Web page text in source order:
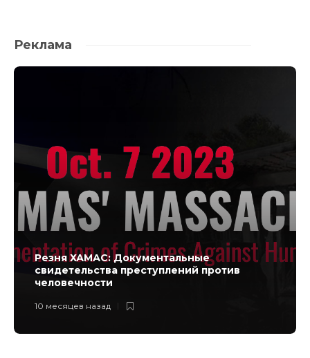
Реклама
Резня ХАМАС: Документальные
свидетельства преступлений против
человечности
10 месяцев назад